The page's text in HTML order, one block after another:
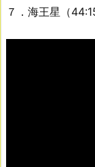
７．海王星（